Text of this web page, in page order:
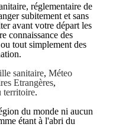
réglementaire de
subitement et sans
avant votre départ les
connaissance des
tout simplement des
sanitaire, Méteo
Etrangères,
territoire.
du monde ni aucun
étant à l'abri du